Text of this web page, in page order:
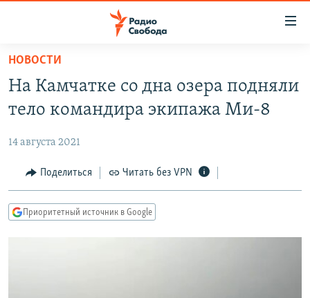
упрощенного
доступа
основному
Вернутся
главной
навигации
АВТОРСКИЕ ПРОЕКТЫ
ЦИТАТЫ СВОБОДЫ
МНЕНИЯ
IDEL.РЕАЛИИ
НОВОСТИ
На Камчатке со дна озера подняли
тело командира экипажа Ми-8
14 августа 2021
Поделиться Читать без VPN
Приоритетный источник в Google